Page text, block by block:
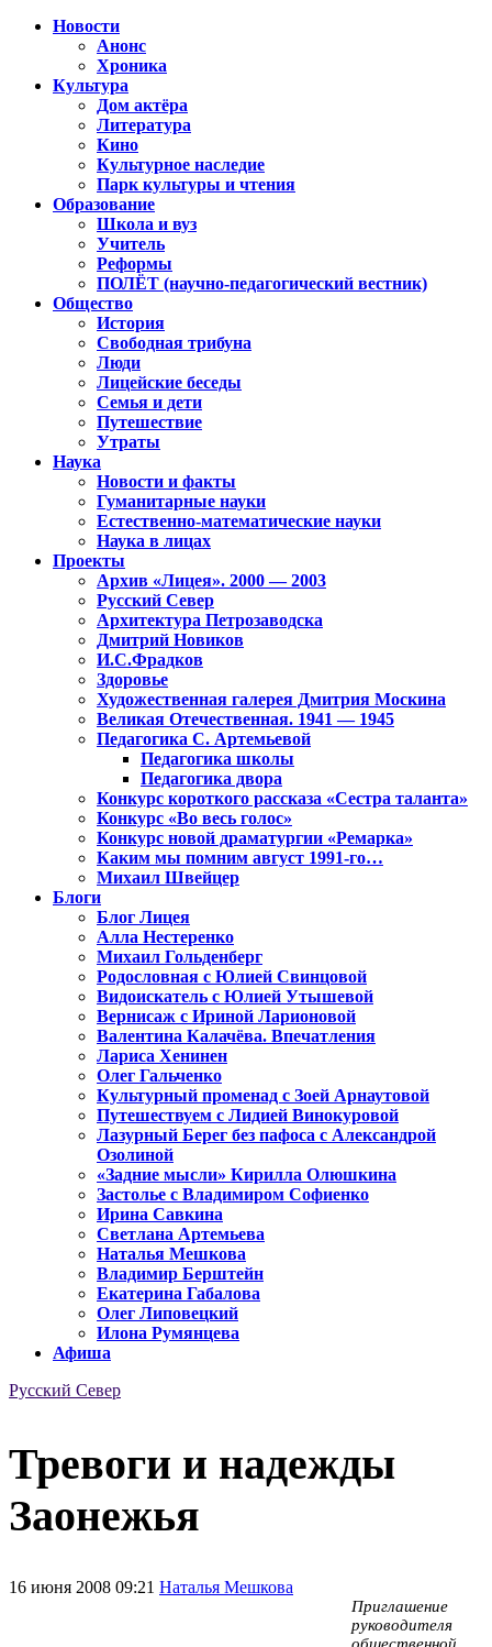
Новости
Анонс
Хроника
Культура
Дом актёра
Литература
Кино
Культурное наследие
Парк культуры и чтения
Образование
Школа и вуз
Учитель
Реформы
ПОЛЁТ (научно-педагогический вестник)
Общество
История
Свободная трибуна
Люди
Лицейские беседы
Семья и дети
Путешествие
Утраты
Наука
Новости и факты
Гуманитарные науки
Естественно-математические науки
Наука в лицах
Проекты
Архив «Лицея». 2000 — 2003
Русский Север
Архитектура Петрозаводска
Дмитрий Новиков
И.С.Фрадков
Здоровье
Художественная галерея Дмитрия Москина
Великая Отечественная. 1941 — 1945
Педагогика С. Артемьевой
Педагогика школы
Педагогика двора
Конкурс короткого рассказа «Сестра таланта»
Конкурс «Во весь голос»
Конкурс новой драматургии «Ремарка»
Каким мы помним август 1991-го…
Михаил Швейцер
Блоги
Блог Лицея
Алла Нестеренко
Михаил Гольденберг
Родословная с Юлией Свинцовой
Видоискатель с Юлией Утышевой
Вернисаж с Ириной Ларионовой
Валентина Калачёва. Впечатления
Лариса Хенинен
Олег Гальченко
Культурный променад с Зоей Арнаутовой
Путешествуем с Лидией Винокуровой
Лазурный Берег без пафоса с Александрой
Озолиной
«Задние мысли» Кирилла Олюшкина
Застолье с Владимиром Софиенко
Ирина Савкина
Светлана Артемьева
Наталья Мешкова
Владимир Берштейн
Екатерина Габалова
Олег Липовецкий
Илона Румянцева
Афиша
Русский Север
Тревоги и надежды
Заонежья
16 июня 2008 09:21 Наталья Мешкова
Приглашение
руководителя